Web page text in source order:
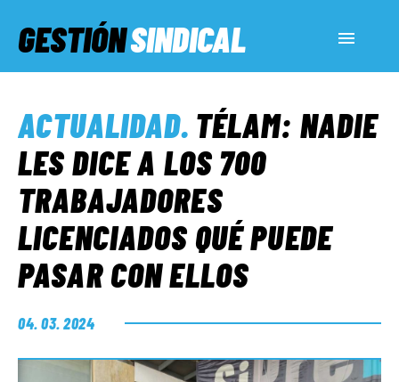
GESTIÓNSINDICAL
SERVICIOS SOCIALES
INFORMES ESPECIALES
FUERA DE MEGÁFONO
EL LADO «G»
ACTUALIDAD. TÉLAM: NADIE
LES DICE A LOS 700
TRABAJADORES
LICENCIADOS QUÉ PUEDE
PASAR CON ELLOS
04. 03. 2024